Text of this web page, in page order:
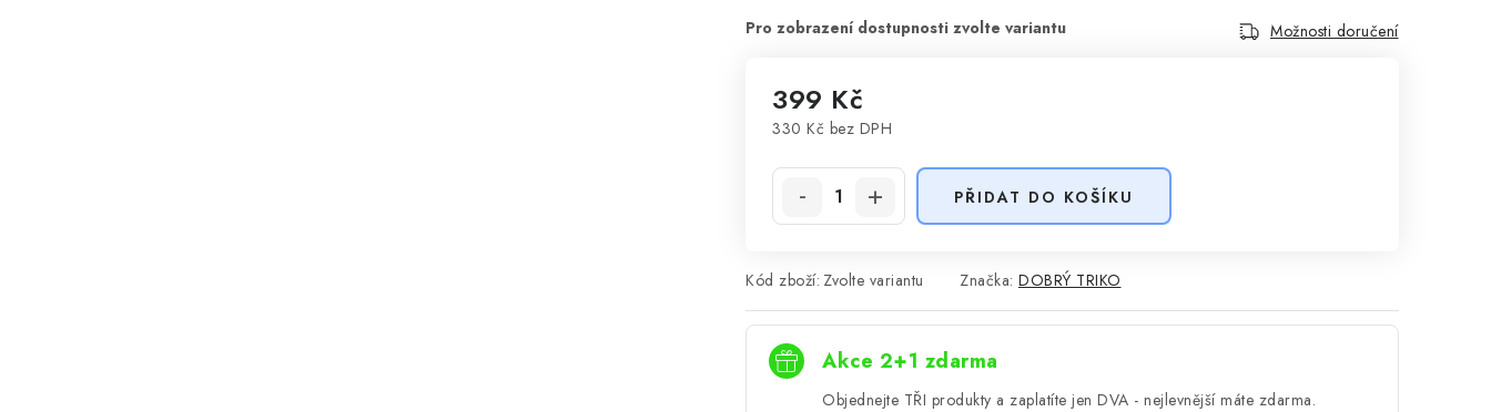
Možnosti doručení
399 Kč
330 Kč bez DPH
PŘIDAT DO KOŠÍKU
Kód zboží: Zvolte variantu Značka: DOBRÝ TRIKO
Akce 2+1 zdarma
Objednejte TŘI produkty a zaplatíte jen DVA - nejlevnější máte zdarma.